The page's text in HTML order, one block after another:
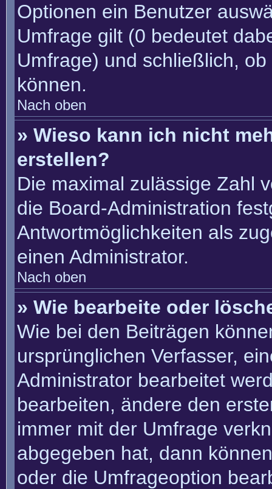
Optionen ein Benutzer
Umfrage gilt (0 bedeutet
Umfrage) und schließlich,
können.
Nach oben
» Wieso kann ich nicht
erstellen?
Die maximal zulässige Zahl
die Board-Administration
Antwortmöglichkeiten als
einen Administrator.
Nach oben
» Wie bearbeite oder
Wie bei den Beiträgen
ursprünglichen Verfasser,
Administrator bearbeitet
bearbeiten, ändere den
immer mit der Umfrage
abgegeben hat, dann
oder die Umfrageoption